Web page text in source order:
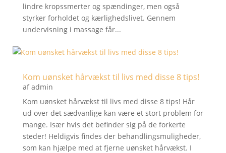
lindre kropssmerter og spændinger, men også
styrker forholdet og kærlighedslivet. Gennem
undervisning i massage får...
Kom uønsket hårvækst til livs med disse 8 tips!
afadmin
Kom uønsket hårvækst til livs med disse 8 tips! Hår
ud over det sædvanlige kan være et stort problem for
mange. Især hvis det befinder sig på de forkerte
steder! Heldigvis findes der behandlingsmuligheder,
som kan hjælpe med at fjerne uønsket hårvækst. I